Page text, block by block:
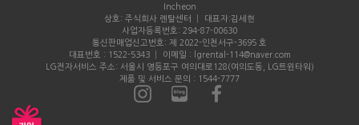
Incheon
상호: 주식회사 렌탈센터 │ 대표자:김세현
사업자등록번호: 294-87-00630
통신판매업신고번호: 제 2022-인천서구-3695 호
대표번호 : 1522-5343 │ 이메일 : lgrental-114@naver.com
LG전자서비스 주소: 서울시 영등포구 여의대로128(여의도동, LG트윈타워)
제품 및 서비스 문의 : 1544-7777